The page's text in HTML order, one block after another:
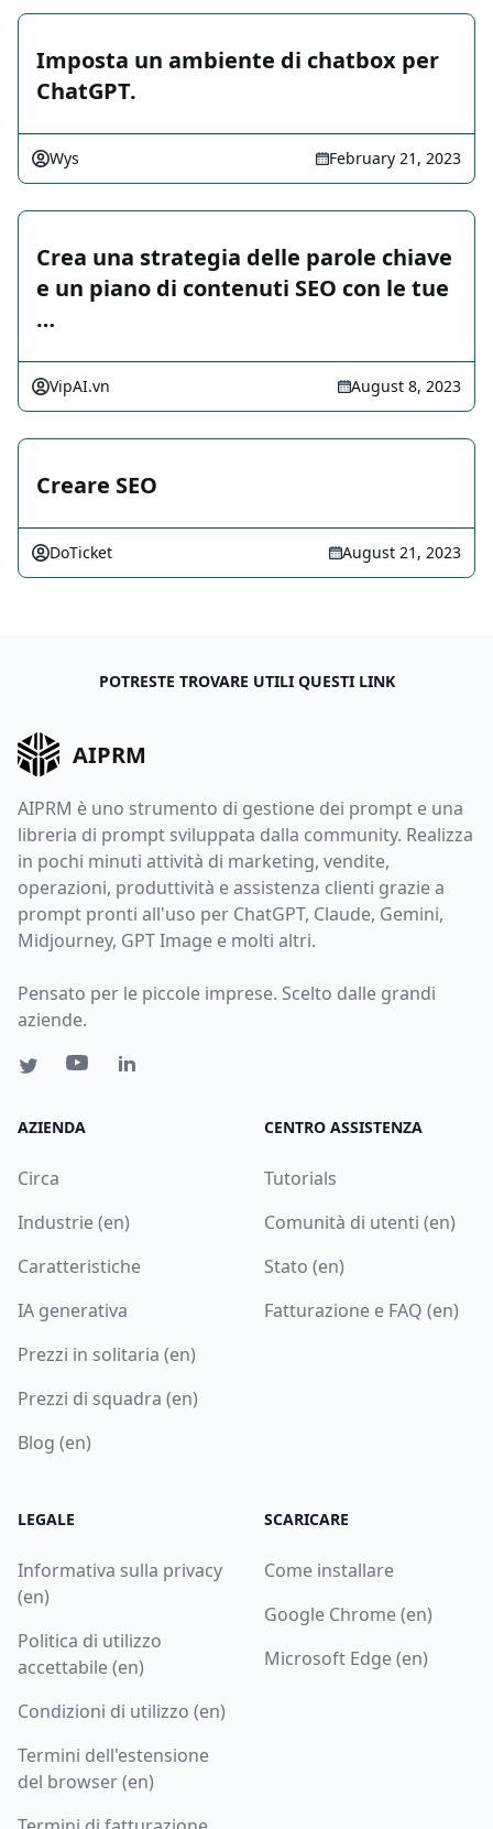
Imposta un ambiente di chatbox per
ChatGPT.
Wys February 21, 2023
Crea una strategia delle parole chiave
e un piano di contenuti SEO con le tue
…
VipAI.vn August 8, 2023
Creare SEO
DoTicket August 21, 2023
POTRESTE TROVARE UTILI QUESTI LINK
AIPRM
AIPRM è uno strumento di gestione dei prompt e una
libreria di prompt sviluppata dalla community. Realizza
in pochi minuti attività di marketing, vendite,
operazioni, produttività e assistenza clienti grazie a
prompt pronti all'uso per ChatGPT, Claude, Gemini,
Midjourney, GPT Image e molti altri.
Pensato per le piccole imprese. Scelto dalle grandi
aziende.
AZIENDA
Circa
Industrie (en)
Caratteristiche
IA generativa
Prezzi in solitaria (en)
Prezzi di squadra (en)
Blog (en)
CENTRO ASSISTENZA
Tutorials
Comunità di utenti (en)
Stato (en)
Fatturazione e FAQ (en)
LEGALE
Informativa sulla privacy
(en)
Politica di utilizzo
accettabile (en)
Condizioni di utilizzo (en)
Termini dell'estensione
del browser (en)
SCARICARE
Come installare
Google Chrome (en)
Microsoft Edge (en)